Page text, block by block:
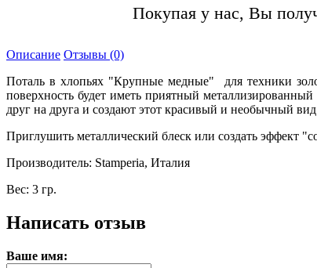
Покупая у нас, Вы
Описание Отзывы (0)
Поталь в хлопьях "Крупные медные" для техники
поверхность будет иметь приятный
друг на друга и создают этот красивый и необычный
Приглушить металлический блеск или создать эффект
Производитель: Stamperia, Италия
Вес: 3 гр.
Написать отзыв
Ваше имя: